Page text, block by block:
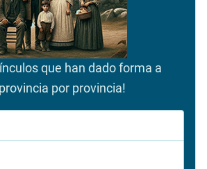
que han dado forma a
por provincia!